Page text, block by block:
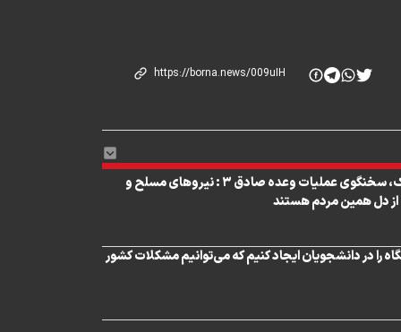
سرهنگ ایمان تاجیک، سخنگوی عملیات وعده صادق ٣ : نیروهای مسلح و
دل همین مردم هستند
را در دانشجویان ایجاد کنیم که می‌توانیم مشکلات کشور